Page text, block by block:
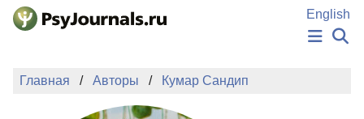
Перейти к основному содержанию
English
НОВОСТИ
АВТОРЫ
Главная Авторы Кумар Сандип